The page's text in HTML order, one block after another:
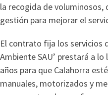
la recogida de voluminosos,
gestión para mejorar el
El contrato fija los servicios
Ambiente SAU’ prestará a
años para que Calahorra
manuales, motorizados y